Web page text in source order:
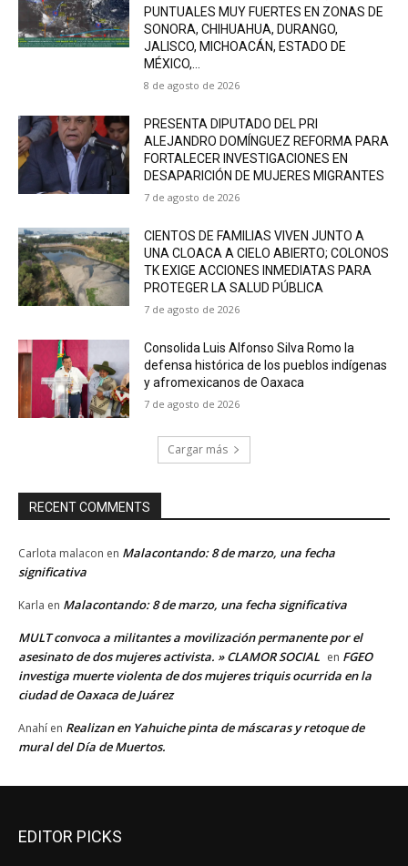
PUNTUALES MUY FUERTES EN ZONAS DE
SONORA, CHIHUAHUA, DURANGO,
JALISCO, MICHOACÁN, ESTADO DE
MÉXICO,...
8 de agosto de 2026
PRESENTA DIPUTADO DEL PRI
ALEJANDRO DOMÍNGUEZ REFORMA PARA
FORTALECER INVESTIGACIONES EN
DESAPARICIÓN DE MUJERES MIGRANTES
7 de agosto de 2026
CIENTOS DE FAMILIAS VIVEN JUNTO A
UNA CLOACA A CIELO ABIERTO; COLONOS
TK EXIGE ACCIONES INMEDIATAS PARA
PROTEGER LA SALUD PÚBLICA
7 de agosto de 2026
Consolida Luis Alfonso Silva Romo la
defensa histórica de los pueblos indígenas
y afromexicanos de Oaxaca
7 de agosto de 2026
Cargar más
RECENT COMMENTS
Carlota malacon en Malacontando: 8 de marzo, una fecha
significativa
Karla en Malacontando: 8 de marzo, una fecha significativa
MULT convoca a militantes a movilización permanente por el
asesinato de dos mujeres activista. » CLAMOR SOCIAL en FGEO
investiga muerte violenta de dos mujeres triquis ocurrida en la
ciudad de Oaxaca de Juárez
Anahí en Realizan en Yahuiche pinta de máscaras y retoque de
mural del Día de Muertos.
EDITOR PICKS